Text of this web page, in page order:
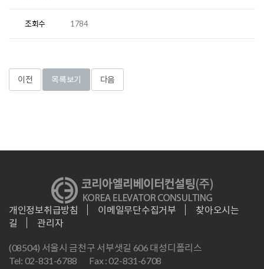
조회수 1784
이전 목록보기 다음
개인정보취급방침 이메일무단수집거부
찾아오시는
길
관리자
(08504) 서울시 금천구 서부샛길 606 대성디폴리스
Tel: 02-831-6788
Fax : 02-831-6708